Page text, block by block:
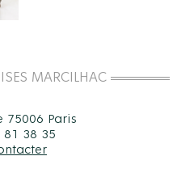
MARCILHAC
75006 Paris
81 38 35